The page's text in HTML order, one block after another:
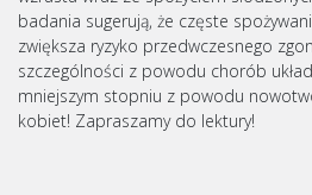
badania sugerują, że częste
zwiększa ryzyko przedwczesnego
szczególności z powodu chorób
mniejszym stopniu z powodu
kobiet! Zapraszamy do lektury!